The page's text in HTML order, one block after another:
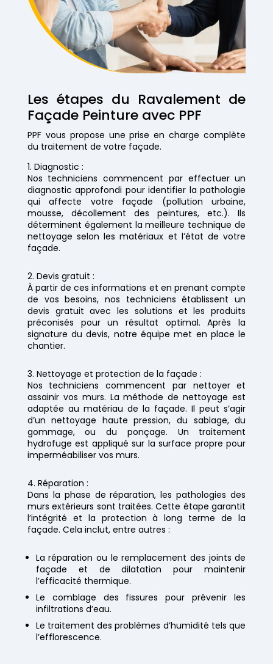
Les étapes du Ravalement de
Façade Peinture avec PPF
PPF vous propose une prise en charge complète
du traitement de votre façade.
Diagnostic :
Nos techniciens commencent par effectuer un
diagnostic approfondi pour identifier la pathologie
qui affecte votre façade (pollution urbaine,
mousse, décollement des peintures, etc.). Ils
déterminent également la meilleure technique de
nettoyage selon les matériaux et l’état de votre
façade.
Devis gratuit :
À partir de ces informations et en prenant compte
de vos besoins, nos techniciens établissent un
devis gratuit avec les solutions et les produits
préconisés pour un résultat optimal. Après la
signature du devis, notre équipe met en place le
chantier.
Nettoyage et protection de la façade :
Nos techniciens commencent par nettoyer et
assainir vos murs. La méthode de nettoyage est
adaptée au matériau de la façade. Il peut s’agir
d’un nettoyage haute pression, du sablage, du
gommage, ou du ponçage. Un traitement
hydrofuge est appliqué sur la surface propre pour
imperméabiliser vos murs.
Réparation :
Dans la phase de réparation, les pathologies des
murs extérieurs sont traitées. Cette étape garantit
l’intégrité et la protection à long terme de la
façade. Cela inclut, entre autres :
La réparation ou le remplacement des joints de
façade et de dilatation pour maintenir
l’efficacité thermique.
Le comblage des fissures pour prévenir les
infiltrations d’eau.
Le traitement des problèmes d’humidité tels que
l’efflorescence.